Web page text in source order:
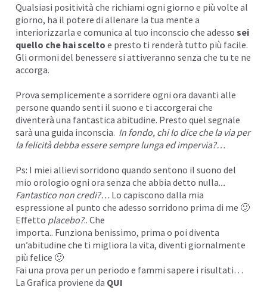
Qualsiasi positività che richiami ogni giorno e più volte al
giorno, ha il potere di allenare la tua mente a
interiorizzarla e comunica al tuo inconscio che adesso sei
quello che hai scelto e presto ti renderà tutto più facile.
Gli ormoni del benessere si attiveranno senza che tu te ne
accorga.
Prova semplicemente a sorridere ogni ora davanti alle
persone quando senti il suono e ti accorgerai che
diventerà una fantastica abitudine. Presto quel segnale
sarà una guida inconscia. In fondo, chi lo dice che la via per
la felicità debba essere sempre lunga ed impervia?…
Ps: I miei allievi sorridono quando sentono il suono del
mio orologio ogni ora senza che abbia detto nulla...
Fantastico non credi?… Lo capiscono dalla mia
espressione al punto che adesso sorridono prima di me 🙂
Effetto placebo?.. Che
importa.. Funziona benissimo, prima o poi diventa
un’abitudine che ti migliora la vita, diventi giornalmente
più felice 🙂
Fai una prova per un periodo e fammi sapere i risultati…
La Grafica proviene da QUI